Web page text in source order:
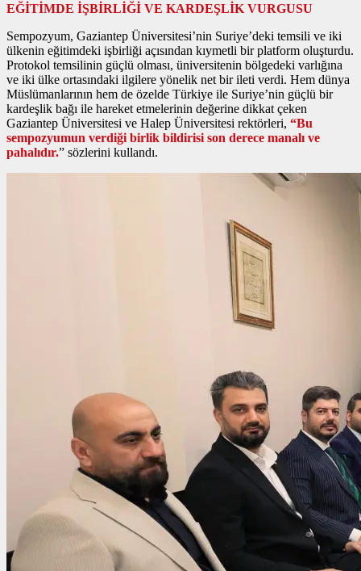
EĞİTİMDE İŞBİRLİĞİ VE KARDEŞLİK VURGUSU
Sempozyum, Gaziantep Üniversitesi’nin Suriye’deki temsili ve iki
ülkenin eğitimdeki işbirliği açısından kıymetli bir platform oluşturdu.
Protokol temsilinin güçlü olması, üniversitenin bölgedeki varlığına
ve iki ülke ortasındaki ilgilere yönelik net bir ileti verdi. Hem dünya
Müslümanlarının hem de özelde Türkiye ile Suriye’nin güçlü bir
kardeşlik bağı ile hareket etmelerinin değerine dikkat çeken
Gaziantep Üniversitesi ve Halep Üniversitesi rektörleri, “Bu
sempozyumun verdiği birlik bildirisi son derece manalı ve
pahalıdır.” sözlerini kullandı.